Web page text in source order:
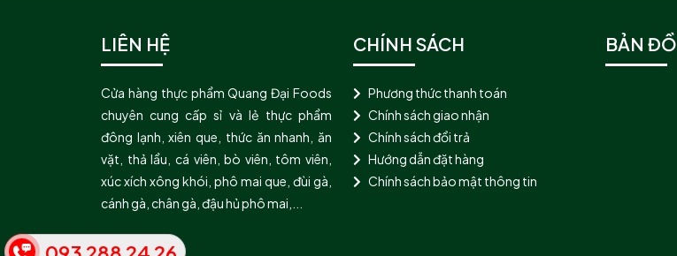
LIÊN HỆ
Cửa hàng thực phẩm Quang Đại Foods
chuyên cung cấp sỉ và lẻ thực phẩm
đông lạnh, xiên que, thức ăn nhanh, ăn
vặt, thả lẩu, cá viên, bò viên, tôm viên,
xúc xích xông khói, phô mai que, đùi gà,
cánh gà, chân gà, đậu hủ phô mai,...
CHÍNH SÁCH
Phương thức thanh toán
Chính sách giao nhận
Chính sách đổi trả
Hướng dẫn đặt hàng
Chính sách bảo mật thông tin
BẢN ĐỒ